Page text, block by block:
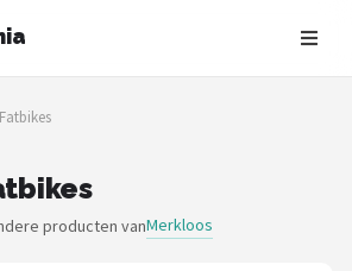
Fatbikes
producten vanMerkloos